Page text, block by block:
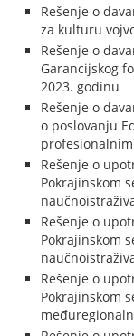
Rešenje o
za kulturu
Rešenje o
Garancijskog
2023. godinu
Rešenje o
o poslovanju
Rešenje o
Pokrajinskom
Rešenje o
Pokrajinskom
Rešenje o
Pokrajinskom